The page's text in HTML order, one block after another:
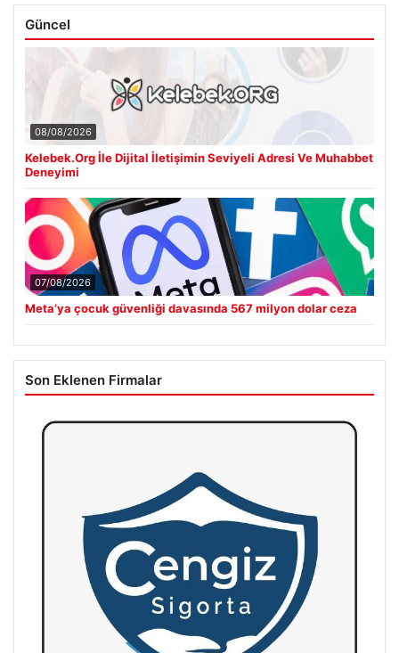
Güncel
08/08/2026
Kelebek.Org İle Dijital İletişimin Seviyeli Adresi Ve Muhabbet
Deneyimi
07/08/2026
Meta’ya çocuk güvenliği davasında 567 milyon dolar ceza
Son Eklenen Firmalar